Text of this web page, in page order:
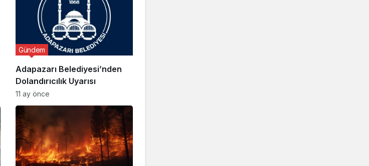
Adapazarı Belediyesi’nden
Dolandırıcılık Uyarısı
Gündem
11 ay önce